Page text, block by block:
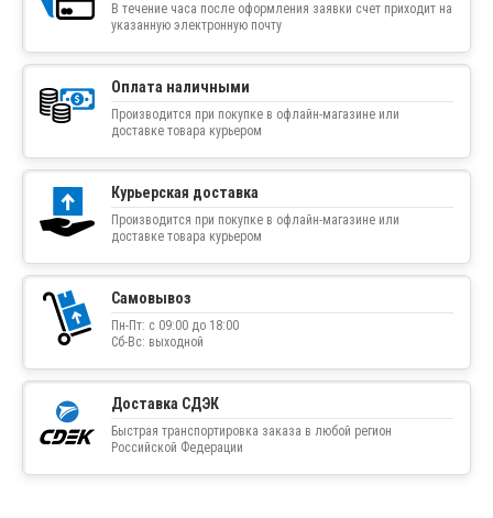
В течение часа после оформления заявки счет приходит на
указанную электронную почту
Оплата наличными
Производится при покупке в офлайн-магазине или
доставке товара курьером
Курьерская доставка
Производится при покупке в офлайн-магазине или
доставке товара курьером
Самовывоз
Пн-Пт: с 09:00 до 18:00
Сб-Вс: выходной
Доставка СДЭК
Быстрая транспортировка заказа в любой регион
Российской Федерации